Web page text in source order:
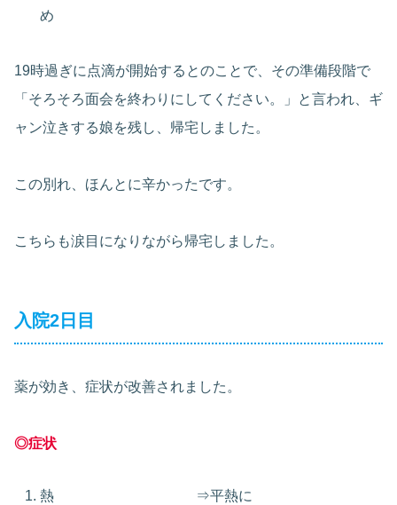
め
19時過ぎに点滴が開始するとのことで、その準備段階で
「そろそろ面会を終わりにしてください。」と言われ、ギ
ャン泣きする娘を残し、帰宅しました。
この別れ、ほんとに辛かったです。
こちらも涙目になりながら帰宅しました。
入院2日目
薬が効き、症状が改善されました。
◎症状
熱 ⇒平熱に